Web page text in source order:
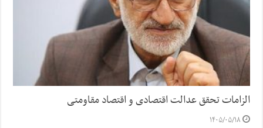
الزامات تحقق عدالت اقتصادی و اقتصاد مقاومتی
۱۴۰۵/۰۵/۱۸